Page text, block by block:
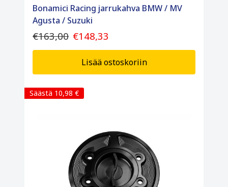
Bonamici Racing jarrukahva BMW / MV
Agusta / Suzuki
€163,00 €148,33
Lisää ostoskoriin
Säästä 10,98 €